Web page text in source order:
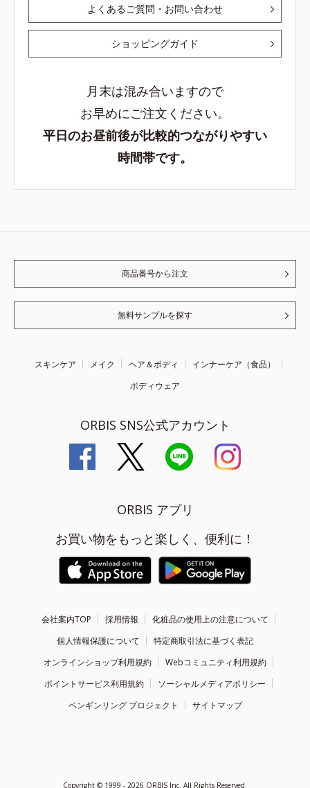
よくあるご質問・お問い合わせ
ショッピングガイド
月末は混み合いますので
お早めにご注文ください。
平日のお昼前後が比較的つながりやすい
時間帯です。
商品番号から注文
無料サンプルを探す
スキンケア メイク ヘア＆ボディ
インナーケア（食品）
ボディウェア
ORBIS SNS公式アカウント
ORBIS アプリ
お買い物をもっと楽しく、便利に！
会社案内TOP 採用情報
化粧品の使用上の注意について
個人情報保護について
特定商取引法に基づく表記
オンラインショップ利用規約
Webコミュニティ利用規約
ポイントサービス利用規約
ソーシャルメディアポリシー
ペンギンリング プロジェクト
サイトマップ
Copyright © 1999 - 2026 ORBIS Inc. All Rights Reserved.